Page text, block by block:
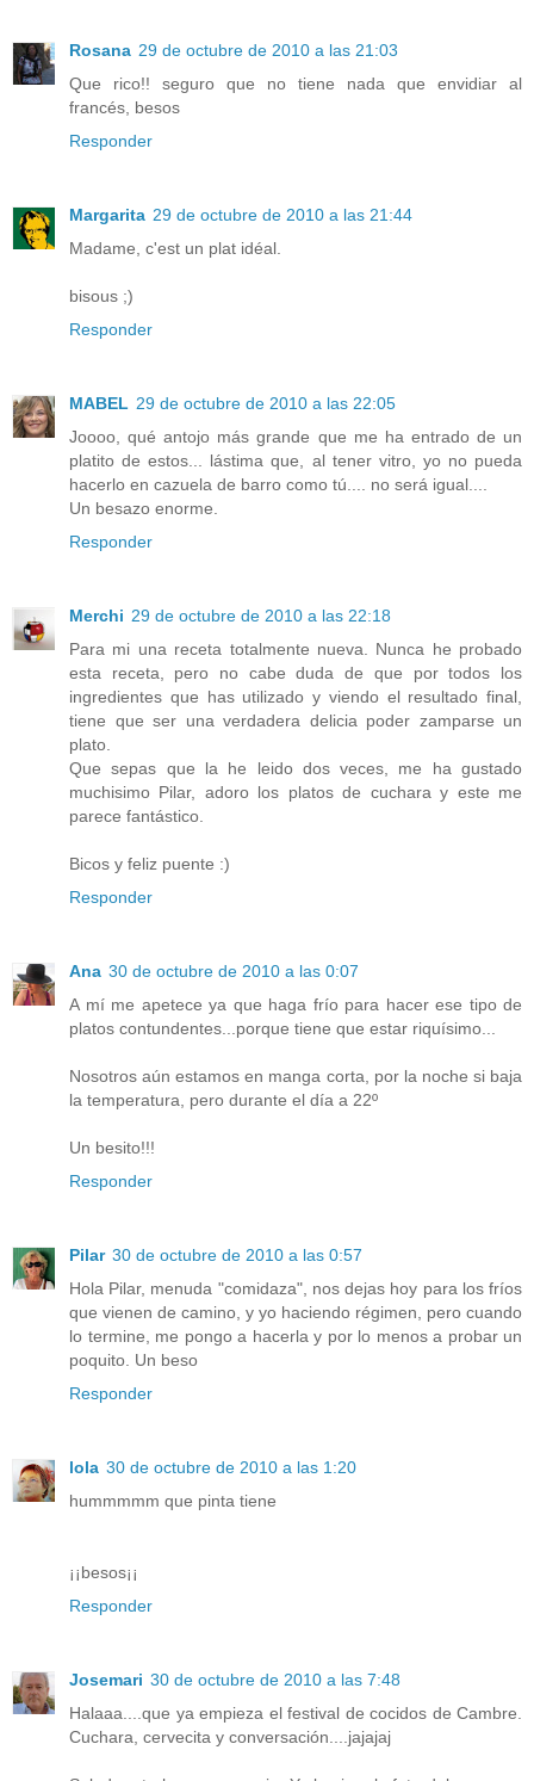
Rosana 29 de octubre de 2010 a las 21:03
Que rico!! seguro que no tiene nada que envidiar al
francés, besos
Responder
Margarita 29 de octubre de 2010 a las 21:44
Madame, c'est un plat idéal.
bisous ;)
Responder
MABEL 29 de octubre de 2010 a las 22:05
Joooo, qué antojo más grande que me ha entrado de un
platito de estos... lástima que, al tener vitro, yo no pueda
hacerlo en cazuela de barro como tú.... no será igual....
Un besazo enorme.
Responder
Merchi 29 de octubre de 2010 a las 22:18
Para mi una receta totalmente nueva. Nunca he probado
esta receta, pero no cabe duda de que por todos los
ingredientes que has utilizado y viendo el resultado final,
tiene que ser una verdadera delicia poder zamparse un
plato.
Que sepas que la he leido dos veces, me ha gustado
muchisimo Pilar, adoro los platos de cuchara y este me
parece fantástico.
Bicos y feliz puente :)
Responder
Ana 30 de octubre de 2010 a las 0:07
A mí me apetece ya que haga frío para hacer ese tipo de
platos contundentes...porque tiene que estar riquísimo...
Nosotros aún estamos en manga corta, por la noche si baja
la temperatura, pero durante el día a 22º
Un besito!!!
Responder
Pilar 30 de octubre de 2010 a las 0:57
Hola Pilar, menuda "comidaza", nos dejas hoy para los fríos
que vienen de camino, y yo haciendo régimen, pero cuando
lo termine, me pongo a hacerla y por lo menos a probar un
poquito. Un beso
Responder
lola 30 de octubre de 2010 a las 1:20
hummmmm que pinta tiene
¡¡besos¡¡
Responder
Josemari 30 de octubre de 2010 a las 7:48
Halaaa....que ya empieza el festival de cocidos de Cambre.
Cuchara, cervecita y conversación....jajajaj